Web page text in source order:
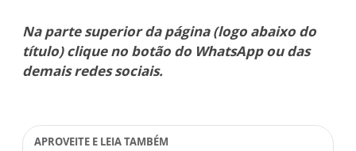
Na parte superior da página (logo abaixo do
título) clique no botão do WhatsApp ou das
demais redes sociais.
APROVEITE E LEIA TAMBÉM